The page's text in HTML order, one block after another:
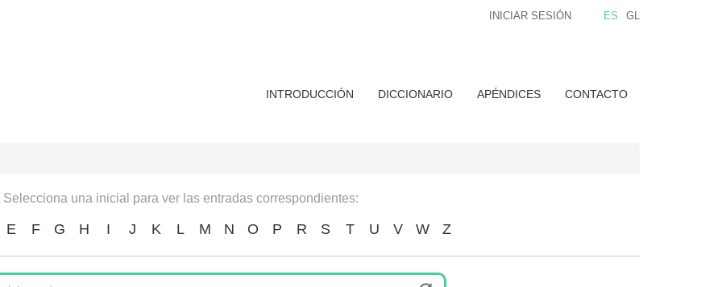
ES GL
INICIAR SESIÓN
INTRODUCCIÓN DICCIONARIO APÉNDICES CONTACTO
Selecciona una inicial para ver las entradas correspondientes:
E F G H I J K L M N O P R S T U V W Z